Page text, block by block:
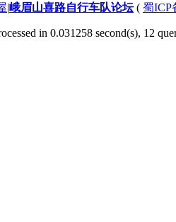
|峨眉山喜路自行车队论坛( 蜀ICP
in 0.031258 second(s), 12